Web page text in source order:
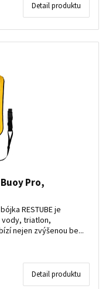
Detail produktu
Pro,
RESTUBE je
triatlon,
nejen zvýšenou be...
Detail produktu